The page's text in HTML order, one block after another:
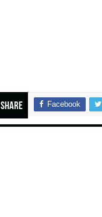
Share Facebook